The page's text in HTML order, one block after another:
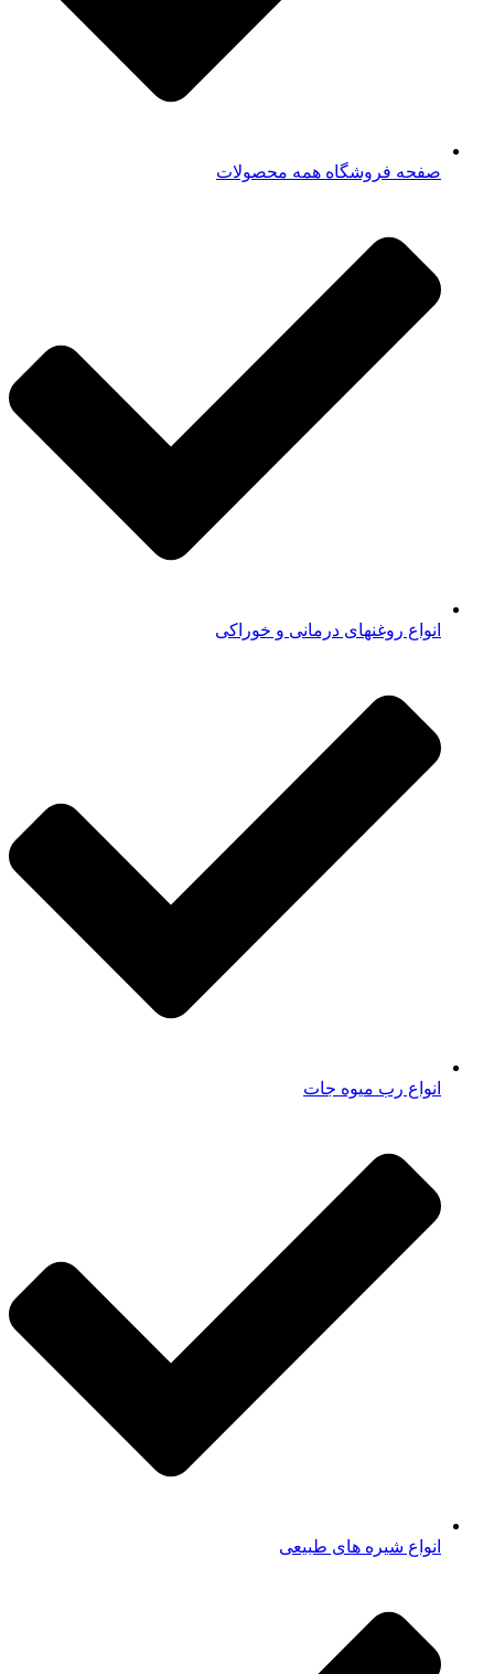
صفحه فروشگاه همه محصولات​
انواع روغنهای درمانی و خوراکی
انواع رب میوه جات
انواع شیره های طبیعی